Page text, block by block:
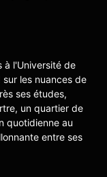
à l'Université de
les nuances de
ses études,
un quartier de
quotidienne au
entre ses